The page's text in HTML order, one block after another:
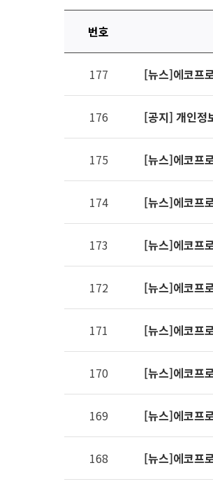
제목,
카테고리,
작성일
제공표
번호
177 [뉴스]에코프
176 [공지] 개인정
175 [뉴스]에코프
174 [뉴스]에코프
173 [뉴스]에코프
172 [뉴스]에코프
171 [뉴스]에코프
170 [뉴스]에코프
169 [뉴스]에코프
168 [뉴스]에코프